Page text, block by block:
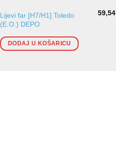
Lijevi far [H7/H1] Toledo
(E.O.) DEPO
59,54
DODAJ U KOŠARICU